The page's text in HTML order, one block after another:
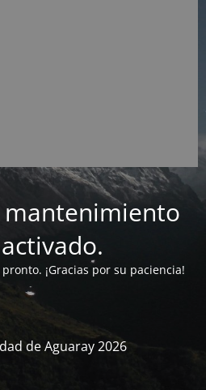
mantenimiento
¡Gracias por su paciencia!
de Aguaray 2026